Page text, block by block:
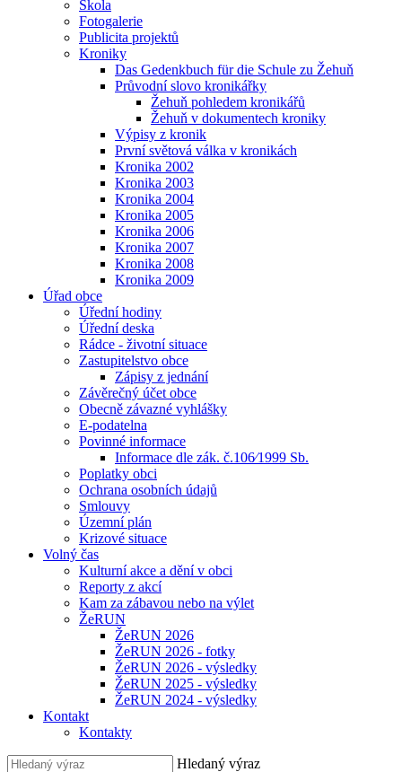
Škola
Fotogalerie
Publicita projektů
Kroniky
Das Gedenkbuch für die Schule zu Žehuň
Průvodní slovo kronikářky
Žehuň pohledem kronikářů
Žehuň v dokumentech kroniky
Výpisy z kronik
První světová válka v kronikách
Kronika 2002
Kronika 2003
Kronika 2004
Kronika 2005
Kronika 2006
Kronika 2007
Kronika 2008
Kronika 2009
Úřad obce
Úřední hodiny
Úřední deska
Rádce - životní situace
Zastupitelstvo obce
Zápisy z jednání
Závěrečný účet obce
Obecně závazné vyhlášky
E-podatelna
Povinné informace
Informace dle zák. č.106⁄1999 Sb.
Poplatky obci
Ochrana osobních údajů
Smlouvy
Územní plán
Krizové situace
Volný čas
Kulturní akce a dění v obci
Reporty z akcí
Kam za zábavou nebo na výlet
ŽeRUN
ŽeRUN 2026
ŽeRUN 2026 - fotky
ŽeRUN 2026 - výsledky
ŽeRUN 2025 - výsledky
ŽeRUN 2024 - výsledky
Kontakt
Kontakty
Hledaný výraz